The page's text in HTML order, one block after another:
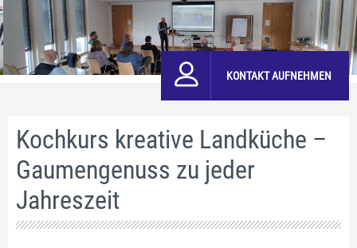
KONTAKT AUFNEHMEN
Kochkurs kreative Landküche –
Gaumengenuss zu jeder
Jahreszeit